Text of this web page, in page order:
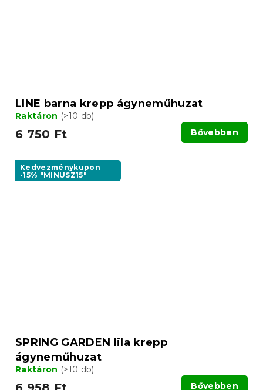
LINE barna krepp ágyneműhuzat
Raktáron (>10 db)
6 750 Ft Bővebben
Kedvezménykupon
-15% "MINUSZ15"
SPRING GARDEN lila krepp
ágyneműhuzat
Raktáron (>10 db)
Bővebben